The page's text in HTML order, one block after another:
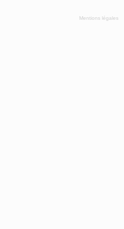
Mentions légales